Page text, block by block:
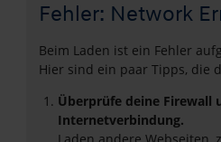
Fehler: Network
Beim Laden ist ein Fehler
Hier sind ein paar Tipps, die
Überprüfe deine Firewall
Internetverbindung.